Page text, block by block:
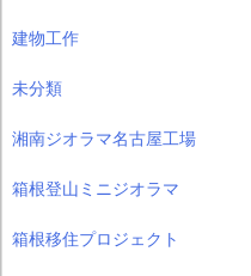
建物工作
未分類
湘南ジオラマ名古屋工場
箱根登山ミニジオラマ
箱根移住プロジェクト